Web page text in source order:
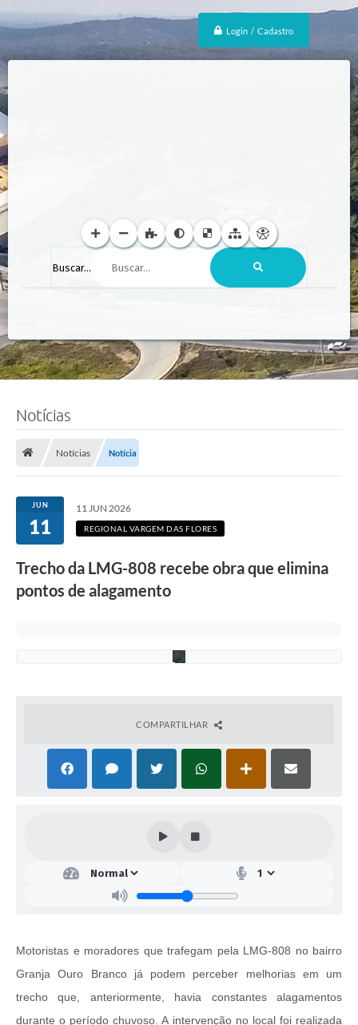
Login / Cadastro
Buscar...
Notícias
Notícias Notícia
JUN
11
11 JUN 2026
REGIONAL VARGEM DAS FLORES
Trecho da LMG-808 recebe obra que elimina
pontos de alagamento
S
l
COMPARTILHAR
Motoristas e moradores que trafegam pela LMG-808 no bairro
Granja Ouro Branco já podem perceber melhorias em um
trecho que, anteriormente, havia constantes alagamentos
durante o período chuvoso. A intervenção no local foi realizada